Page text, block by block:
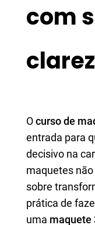
com
Ocurso de
entrada para
decisivo na
maquetes
sobre
prática de
uma maquete